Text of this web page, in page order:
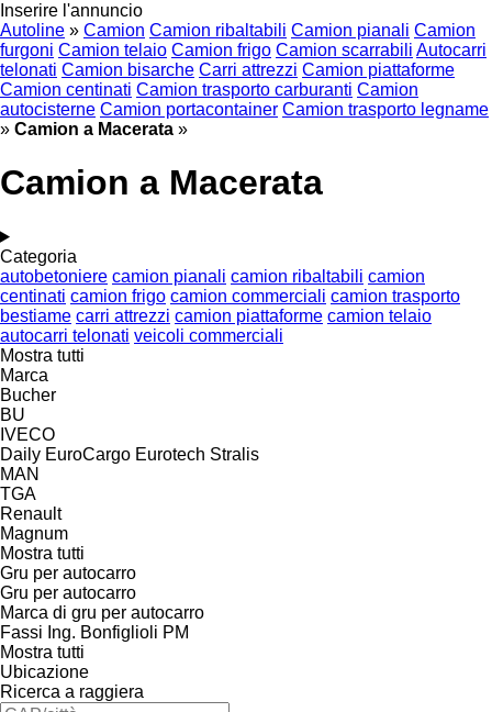
Inserire l'annuncio
Autoline » Camion Camion ribaltabili Camion pianali Camion
furgoni Camion telaio Camion frigo Camion scarrabili Autocarri
telonati Camion bisarche Carri attrezzi Camion piattaforme
Camion centinati Camion trasporto carburanti Camion
autocisterne Camion portacontainer Camion trasporto legname
» Camion a Macerata »
Camion a Macerata
Categoria
autobetoniere camion pianali camion ribaltabili camion
centinati camion frigo camion commerciali camion trasporto
bestiame carri attrezzi camion piattaforme camion telaio
autocarri telonati veicoli commerciali
Mostra tutti
Marca
Bucher
BU
IVECO
Daily EuroCargo Eurotech Stralis
MAN
TGA
Renault
Magnum
Mostra tutti
Gru per autocarro
Gru per autocarro
Marca di gru per autocarro
Fassi Ing. Bonfiglioli PM
Mostra tutti
Ubicazione
Ricerca a raggiera